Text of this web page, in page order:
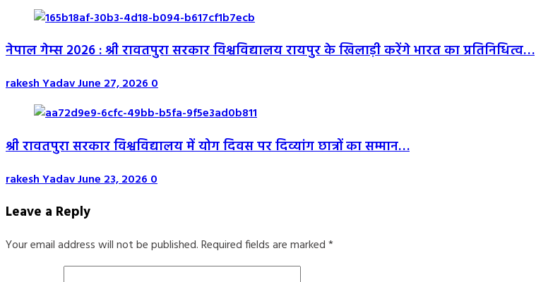
नेपाल गेम्स 2026 : श्री रावतपुरा सरकार विश्वविद्यालय रायपुर के खिलाड़ी करेंगे भारत का प्रतिनिधित्व…
rakesh YadavJune 27, 20260
श्री रावतपुरा सरकार विश्वविद्यालय में योग दिवस पर दिव्यांग छात्रों का सम्मान…
rakesh YadavJune 23, 20260
Leave a Reply
Your email address will not be published.Required fields are marked*